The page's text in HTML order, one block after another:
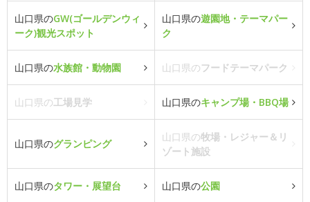
山口県のGW(ゴールデンウィ
ーク)観光スポット
山口県の遊園地・テーマパー
ク
山口県の水族館・動物園 山口県のフードテーマパーク
山口県の工場見学 山口県のキャンプ場・BBQ場
山口県のグランピング
山口県の牧場・レジャー＆リ
ゾート施設
山口県のタワー・展望台 山口県の公園